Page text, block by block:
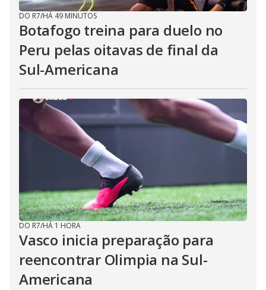
DO R7/HÁ 49 MINUTOS
Botafogo treina para duelo no
Peru pelas oitavas de final da
Sul-Americana
DO R7/HÁ 1 HORA
Vasco inicia preparação para
reencontrar Olimpia na Sul-
Americana